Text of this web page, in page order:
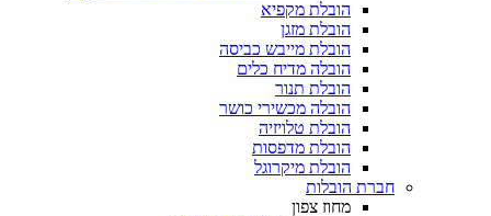
הובלת מייבש כביסה
הובלה מכשירי כושר